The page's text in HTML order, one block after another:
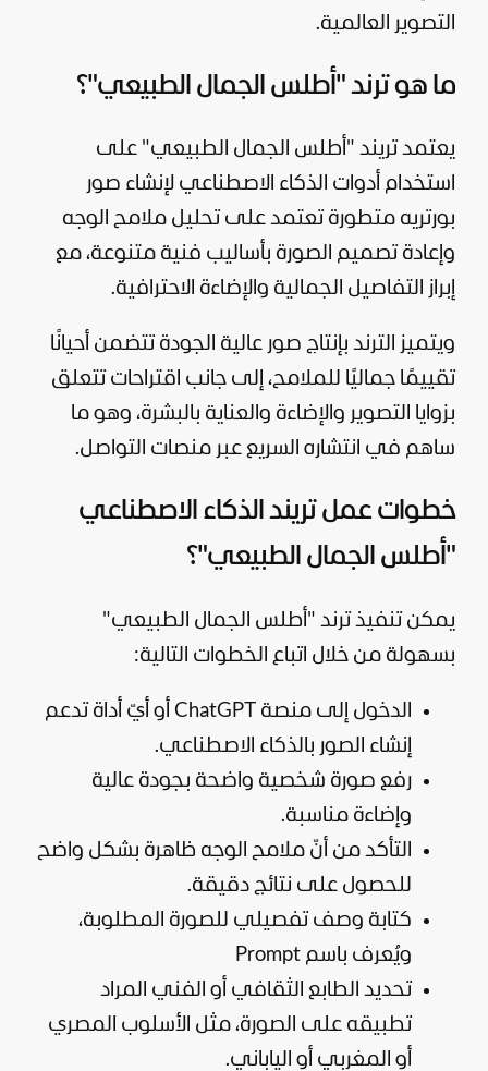
التصوير العالمية.
ما هو ترند "أطلس الجمال الطبيعي"؟
يعتمد تريند "أطلس الجمال الطبيعي" على
استخدام أدوات الذكاء الاصطناعي لإنشاء صور
بورتريه متطورة تعتمد على تحليل ملامح الوجه
وإعادة تصميم الصورة بأساليب فنية متنوعة، مع
إبراز التفاصيل الجمالية والإضاءة الاحترافية.
ويتميز الترند بإنتاج صور عالية الجودة تتضمن أحيانًا
تقييمًا جماليًا للملامح، إلى جانب اقتراحات تتعلق
بزوايا التصوير والإضاءة والعناية بالبشرة، وهو ما
ساهم في انتشاره السريع عبر منصات التواصل.
خطوات عمل تريند الذكاء الاصطناعي
"أطلس الجمال الطبيعي"؟
يمكن تنفيذ ترند "أطلس الجمال الطبيعي"
بسهولة من خلال اتباع الخطوات التالية:
الدخول إلى منصة ChatGPT أو أيّ أداة تدعم
إنشاء الصور بالذكاء الاصطناعي.
رفع صورة شخصية واضحة بجودة عالية
وإضاءة مناسبة.
التأكد من أنّ ملامح الوجه ظاهرة بشكل واضح
للحصول على نتائج دقيقة.
كتابة وصف تفصيلي للصورة المطلوبة،
ويُعرف باسم Prompt
تحديد الطابع الثقافي أو الفني المراد
تطبيقه على الصورة، مثل الأسلوب المصري
أو المغربي أو الياباني.